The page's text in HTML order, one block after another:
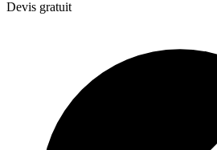
Devis gratuit